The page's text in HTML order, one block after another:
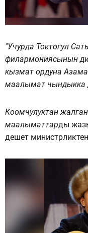
"Учурда Токтогул
филармониясынын
кызмат ордуна
маалымат чындыкка
Коомчулуктан
маалыматтарды
дешет